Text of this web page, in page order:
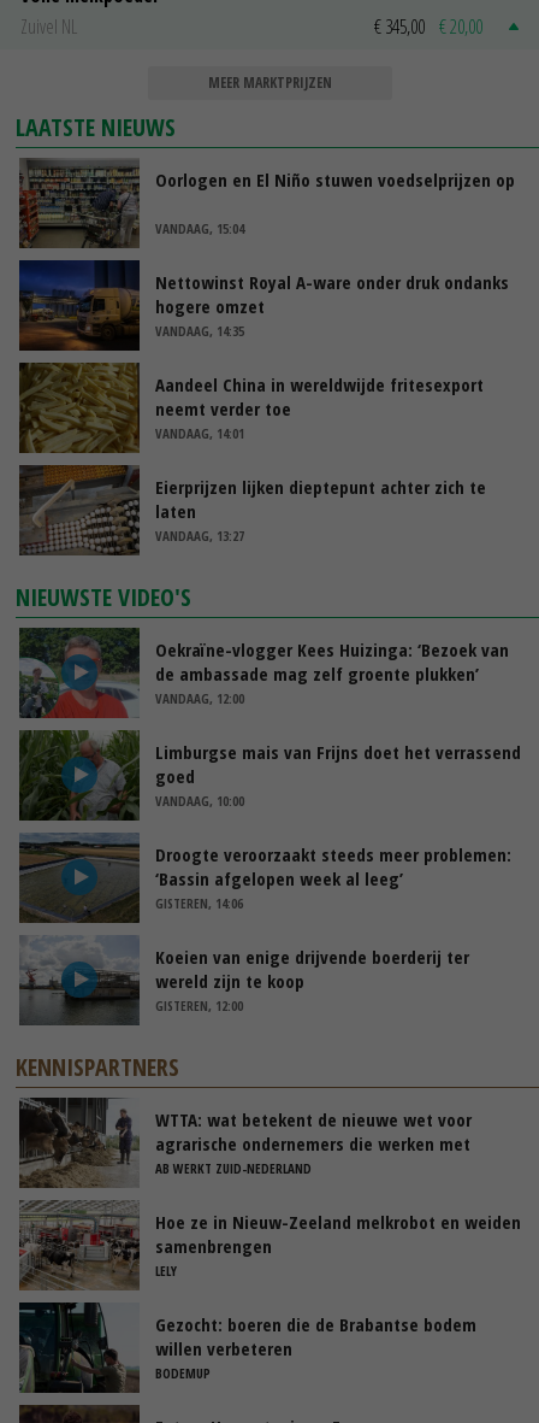
Zuivel NL
€ 345,00 € 20,00
MEER MARKTPRIJZEN
LAATSTE NIEUWS
Oorlogen en El Niño stuwen voedselprijzen op
VANDAAG, 15:04
Nettowinst Royal A-ware onder druk ondanks
hogere omzet
VANDAAG, 14:35
Aandeel China in wereldwijde fritesexport
neemt verder toe
VANDAAG, 14:01
Eierprijzen lijken dieptepunt achter zich te
laten
VANDAAG, 13:27
NIEUWSTE VIDEO'S
Oekraïne-vlogger Kees Huizinga: ‘Bezoek van
de ambassade mag zelf groente plukken’
VANDAAG, 12:00
Limburgse mais van Frijns doet het verrassend
goed
VANDAAG, 10:00
Droogte veroorzaakt steeds meer problemen:
‘Bassin afgelopen week al leeg’
GISTEREN, 14:06
Koeien van enige drijvende boerderij ter
wereld zijn te koop
GISTEREN, 12:00
KENNISPARTNERS
WTTA: wat betekent de nieuwe wet voor
agrarische ondernemers die werken met
uitzendkrachten?
AB WERKT ZUID-NEDERLAND
Hoe ze in Nieuw-Zeeland melkrobot en weiden
samenbrengen
LELY
Gezocht: boeren die de Brabantse bodem
willen verbeteren
BODEMUP